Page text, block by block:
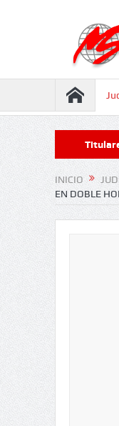
contra
INICIO
EN DOBLE